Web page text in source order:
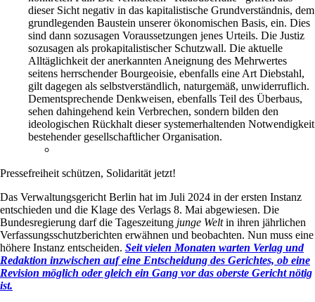
dieser Sicht negativ in das kapitalistische Grundverständnis, dem
grundlegenden Baustein unserer ökonomischen Basis, ein. Dies
sind dann sozusagen Voraussetzungen jenes Urteils. Die Justiz
sozusagen als prokapitalistischer Schutzwall. Die aktuelle
Alltäglichkeit der anerkannten Aneignung des Mehrwertes
seitens herrschender Bourgeoisie, ebenfalls eine Art Diebstahl,
gilt dagegen als selbstverständlich, naturgemäß, unwiderruflich.
Dementsprechende Denkweisen, ebenfalls Teil des Überbaus,
sehen dahingehend kein Verbrechen, sondern bilden den
ideologischen Rückhalt dieser systemerhaltenden Notwendigkeit
bestehender gesellschaftlicher Organisation.
Pressefreiheit schützen, Solidarität jetzt!
Das Verwaltungsgericht Berlin hat im Juli 2024 in der ersten Instanz
entschieden und die Klage des Verlags 8. Mai abgewiesen. Die
Bundesregierung darf die Tageszeitung junge Weltin ihren jährlichen
Verfassungsschutzberichten erwähnen und beobachten. Nun muss eine
höhere Instanz entscheiden. Seit vielen Monaten warten Verlag und
Redaktion inzwischen auf eine Entscheidung des Gerichtes, ob eine
Revision möglich oder gleich ein Gang vor das oberste Gericht nötig
ist.